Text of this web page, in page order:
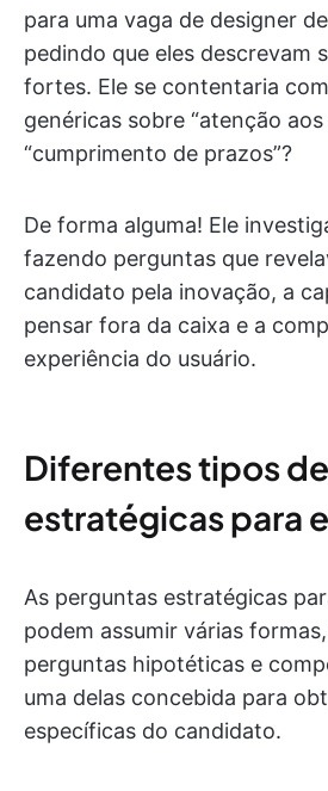
para uma vaga de designer
pedindo que eles descrevam
fortes. Ele se contentaria
genéricas sobre “atenção aos
“cumprimento de prazos”?
De forma alguma! Ele
fazendo perguntas que
candidato pela inovação, a
pensar fora da caixa e a
experiência do usuário.
Diferentes tipos
estratégicas para
As perguntas estratégicas
podem assumir várias
perguntas hipotéticas e
uma delas concebida para
específicas do candidato.